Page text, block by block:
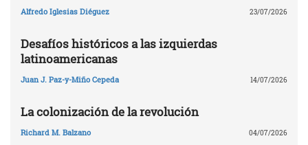
Alfredo Iglesias Diéguez 23/07/2026
Desafíos históricos a las izquierdas
latinoamericanas
Juan J. Paz-y-Miño Cepeda 14/07/2026
La colonización de la revolución
Richard M. Balzano 04/07/2026